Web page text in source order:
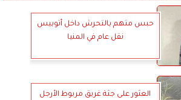
حبس متهم بالتحرش داخل أتوبيس
نقل عام في المنيا
العثور على جثة غريق مربوط الأرجل